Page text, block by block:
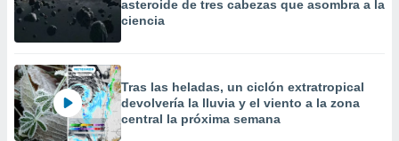
asteroide de tres cabezas que asombra a la
ciencia
Tras las heladas, un ciclón extratropical
devolvería la lluvia y el viento a la zona
central la próxima semana